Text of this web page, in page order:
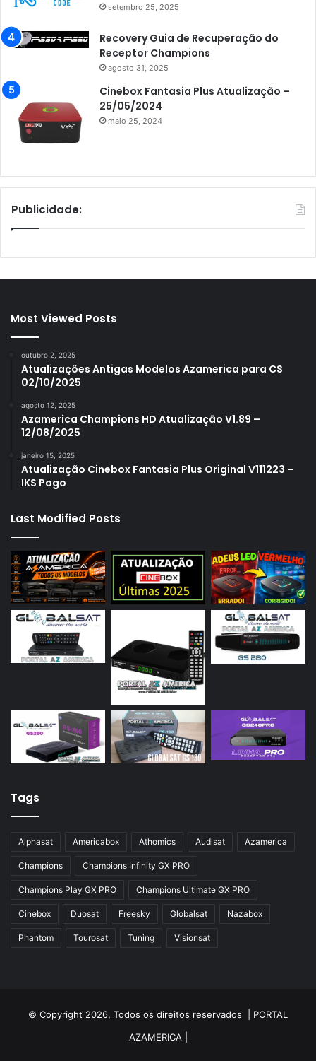
setembro 25, 2025
Recovery Guia de Recuperação do
Receptor Champions
agosto 31, 2025
Cinebox Fantasia Plus Atualização –
25/05/2024
maio 25, 2024
Publicidade:
Most Viewed Posts
outubro 2, 2025
Atualizações Antigas Modelos Azamerica para CS
02/10/2025
agosto 12, 2025
Azamerica Champions HD Atualização V1.89 –
12/08/2025
janeiro 15, 2025
Atualização Cinebox Fantasia Plus Original V111223 –
IKS Pago
Last Modified Posts
Tags
Alphasat Americabox Athomics Audisat Azamerica
Champions Champions Infinity GX PRO
Champions Play GX PRO Champions Ultimate GX PRO
Cinebox Duosat Freesky Globalsat Nazabox
Phantom Tourosat Tuning Visionsat
© Copyright 2026, Todos os direitos reservados | PORTAL
AZAMERICA